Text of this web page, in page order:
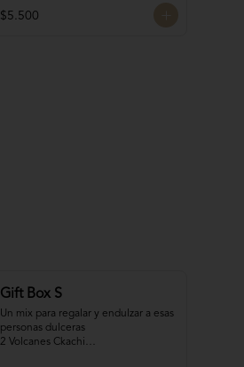
consentidos. ¡Nada mejor que un
poco de dulzura para alegrarles el
$5.500
Gift Box S
Un mix para regalar y endulzar a esas
personas dulceras
2 Volcanes Ckachi